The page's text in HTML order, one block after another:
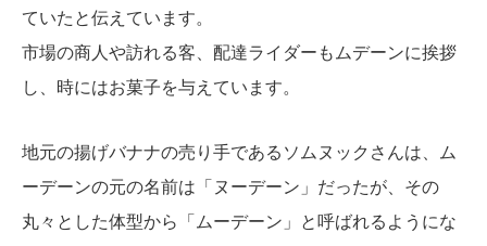
ていたと伝えています。
市場の商人や訪れる客、配達ライダーもムデーンに挨拶
し、時にはお菓子を与えています。
地元の揚げバナナの売り手であるソムヌックさんは、ム
ーデーンの元の名前は「ヌーデーン」だったが、その
丸々とした体型から「ムーデーン」と呼ばれるようにな